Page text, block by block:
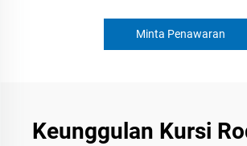
Minta Penawaran
Keunggulan Kursi